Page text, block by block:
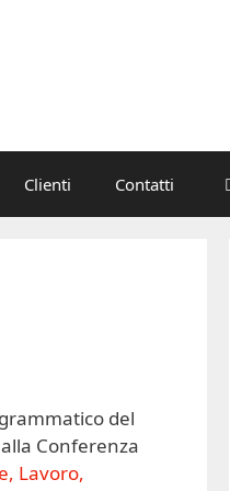
Clienti Contatti
del
Conferenza
Lavoro,